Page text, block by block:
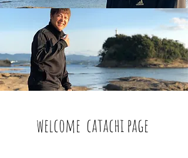
​ welcome catachi page